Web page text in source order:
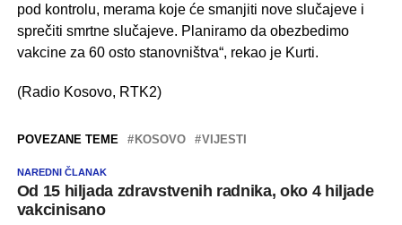
pod kontrolu, merama koje će smanjiti nove slučajeve i
sprečiti smrtne slučajeve. Planiramo da obezbedimo
vakcine za 60 osto stanovništva“, rekao je Kurti.
(Radio Kosovo, RTK2)
POVEZANE TEME KOSOVO VIJESTI
NAREDNI ČLANAK
Od 15 hiljada zdravstvenih radnika, oko 4 hiljade
vakcinisano